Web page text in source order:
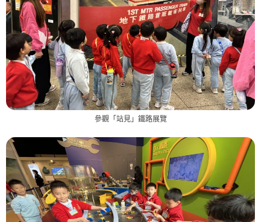
參觀「站見」鐵路展覽